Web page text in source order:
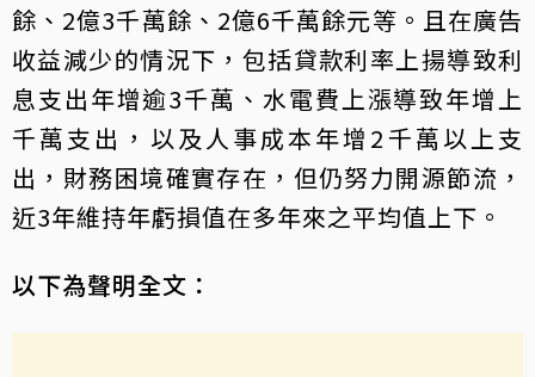
餘、2億3千萬餘、2億6千萬餘元等。且在廣告
收益減少的情況下，包括貸款利率上揚導致利
息支出年增逾3千萬、水電費上漲導致年增上
千萬支出，以及人事成本年增2千萬以上支
出，財務困境確實存在，但仍努力開源節流，
近3年維持年虧損值在多年來之平均值上下。
以下為聲明全文：